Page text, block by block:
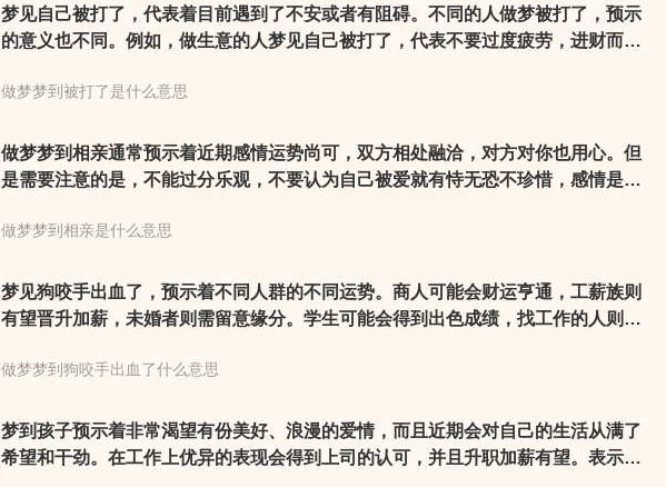
梦见自己被打了，代表着目前遇到了不安或者有阻碍。不同的人做梦被打了，预示
的意义也不同。例如，做生意的人梦见自己被打了，代表不要过度疲劳，进财而身
了，预示整体运势还算不错，忧伤和不安的情绪会消失，是祥兆。如果梦见被打流
做梦梦到被打了是什么意思
做梦梦到相亲通常预示着近期感情运势尚可，双方相处融洽，对方对你也用心。但
是需要注意的是，不能过分乐观，不要认为自己被爱就有恃无恐不珍惜，感情是需
反。同时，根据传统周公解梦，梦见自己相亲也可能代表着自己目前的生活压力比
好的对象等等。因此，需要根据具体情况进行分析。
做梦梦到相亲是什么意思
梦见狗咬手出血了，预示着不同人群的不同运势。商人可能会财运亨通，工薪族则
有望晋升加薪，未婚者则需留意缘分。学生可能会得到出色成绩，找工作的人则有
做梦梦到狗咬手出血了什么意思
梦到孩子预示着非常渴望有份美好、浪漫的爱情，而且近期会对自己的生活从满了
希望和干劲。在工作上优异的表现会得到上司的认可，并且升职加薪有望。表示在